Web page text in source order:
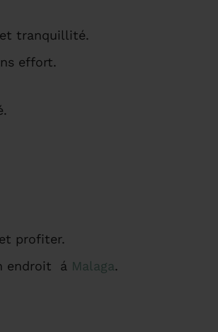
tranquillité.
effort.
profiter.
endroit á Malaga.